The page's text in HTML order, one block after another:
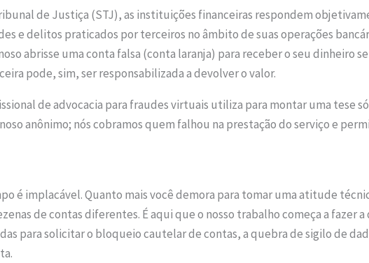
de Justiça (STJ), as instituições financeiras respondem
e delitos praticados por terceiros no âmbito de suas operações
abrisse uma conta falsa (conta laranja) para receber o seu dinheiro
pode, sim, ser responsabilizada a devolver o valor.
de advocacia para fraudes virtuais utiliza para montar uma tese
anônimo; nós cobramos quem falhou na prestação do serviço e
é implacável. Quanto mais você demora para tomar uma atitude
de contas diferentes. É aqui que o nosso trabalho começa a fazer a
para solicitar o bloqueio cautelar de contas, a quebra de sigilo de